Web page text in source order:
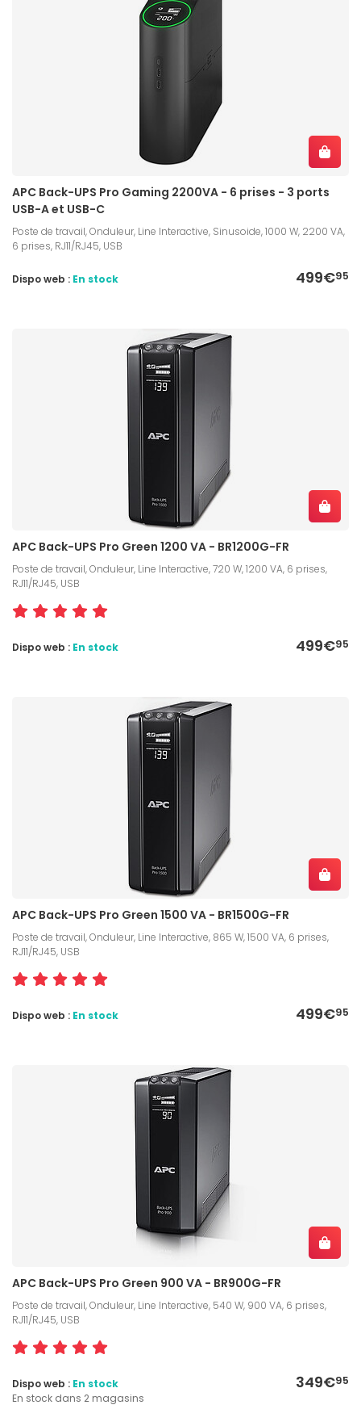
APC Back-UPS Pro Gaming 2200VA - 6 prises - 3 ports
USB-A et USB-C
Poste de travail, Onduleur, Line Interactive, Sinusoide, 1000 W, 2200 VA,
6 prises, RJ11/RJ45, USB
499€95
Dispo web : En stock
APC Back-UPS Pro Green 1200 VA - BR1200G-FR
Poste de travail, Onduleur, Line Interactive, 720 W, 1200 VA, 6 prises,
RJ11/RJ45, USB
499€95
Dispo web : En stock
APC Back-UPS Pro Green 1500 VA - BR1500G-FR
Poste de travail, Onduleur, Line Interactive, 865 W, 1500 VA, 6 prises,
RJ11/RJ45, USB
499€95
Dispo web : En stock
APC Back-UPS Pro Green 900 VA - BR900G-FR
Poste de travail, Onduleur, Line Interactive, 540 W, 900 VA, 6 prises,
RJ11/RJ45, USB
349€95
Dispo web : En stock
En stock dans 2 magasins